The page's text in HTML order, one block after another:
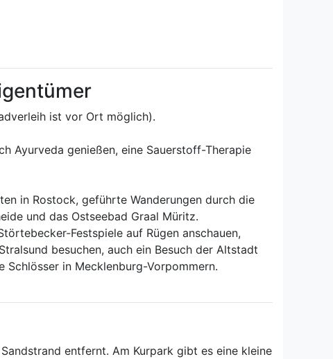
ist vor Ort möglich).
Ayurveda genießen, eine Sauerstoff-Therapie
in Rostock, geführte Wanderungen durch die
und das Ostseebad Graal Müritz.
Festspiele auf Rügen anschauen,
besuchen, auch ein Besuch der Altstadt
in Mecklenburg-Vorpommern.
entfernt. Am Kurpark gibt es eine kleine